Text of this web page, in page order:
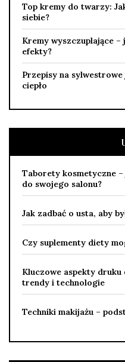
Top kremy do twarzy:
siebie?
Kremy wyszczuplające –
efekty?
Przepisy na
ciepło
Taborety kosmetyczne
do swojego salonu?
Jak zadbać o usta, aby
Czy suplementy diety
Kluczowe aspekty
trendy i technologie
Techniki makijażu –